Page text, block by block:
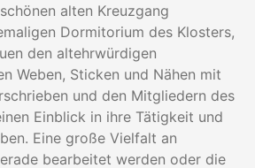
alten Kreuzgang
Dormitorium des Klosters,
den altehrwürdigen
Weben, Sticken und Nähen mit
und den Mitgliedern des
Einblick in ihre Tätigkeit und
Eine große Vielfalt an
bearbeitet werden oder die